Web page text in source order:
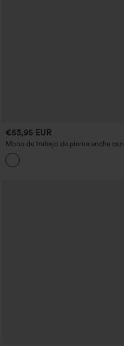
€53,95 EUR
Mono de trabajo de pierna ancha con
mangas largas, cintura con cordón y
bolsillos